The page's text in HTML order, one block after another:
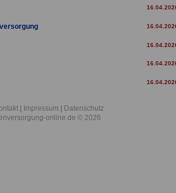
Impressum
Datenschutz
online.de © 2026